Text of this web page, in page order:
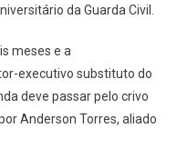
da Guarda Civil.
meses e a
executivo substituto do
deve passar pelo crivo
Anderson Torres, aliado